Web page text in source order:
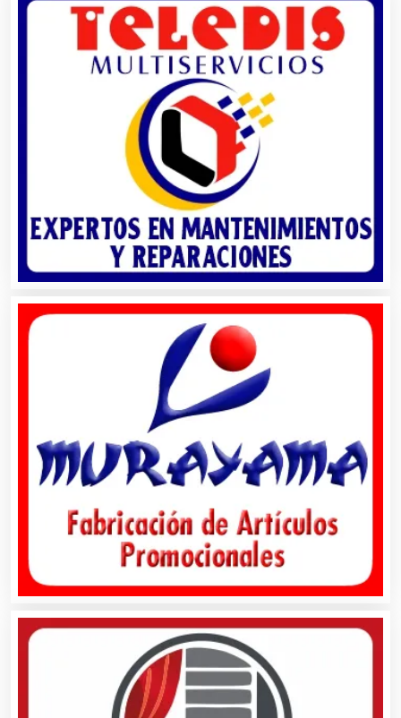
Alimentos
Almacenaje
Alquiler de Autos
Alquiler de Equipos para Fiestas
Alquiler de Sillas y Mesas
Alquiler de Trajes de Etiqueta
Alta Costura
Aluminio
Análisis Clínicos